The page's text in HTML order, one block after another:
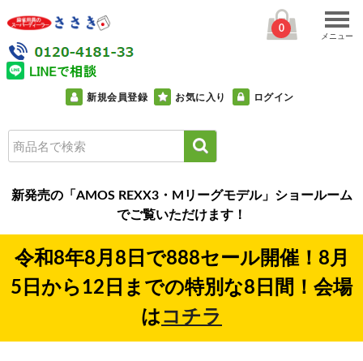
0
新規会員登録 お気に入り ログイン
メニュー
新発売の「AMOS REXX3・Mリーグモデル」ショールーム
でご覧いただけます！
令和8年8月8日で888セール開催！8月
5日から12日までの特別な8日間！会場
はコチラ